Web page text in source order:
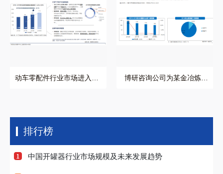
入咨询项目案例
动车零配件行业市场进入咨
炼企业提供市场进入咨
博研咨询公司为某金冶炼企
排行榜
中国开罐器行业市场规模及未来发展趋势